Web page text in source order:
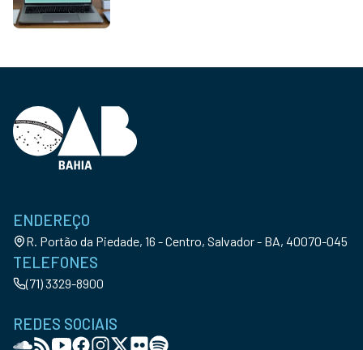
ENDEREÇO
R. Portão da Piedade, 16 - Centro, Salvador - BA, 40070-045
TELEFONES
(71) 3329-8900
REDES SOCIAIS